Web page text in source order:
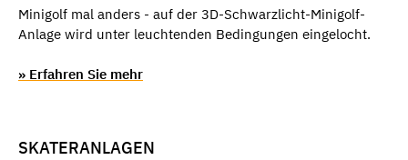
Minigolf mal anders - auf der 3D-Schwarzlicht-Minigolf-
Anlage wird unter leuchtenden Bedingungen eingelocht.
» Erfahren Sie mehr
SKATERANLAGEN